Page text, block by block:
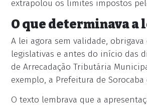
extrapolou os limites impostos
O que determinava a
A lei agora sem validade,
legislativas e antes do início das
de Arrecadação Tributária
exemplo, a Prefeitura de
O texto lembrava que a